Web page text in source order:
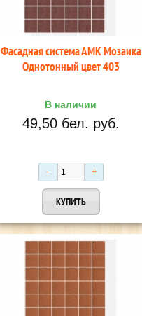
Фасадная система АМК Мозаика
Однотонный цвет 403
В наличии
49,50 бел. руб.